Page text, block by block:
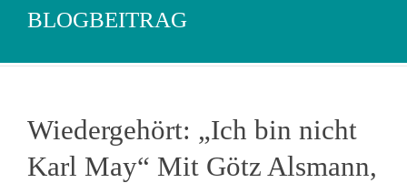
BLOGBEITRAG
Wiedergehört: „Ich bin nicht
Karl May“ Mit Götz Alsmann,